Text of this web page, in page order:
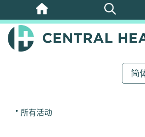
跳
至
主
简
" 所有活动